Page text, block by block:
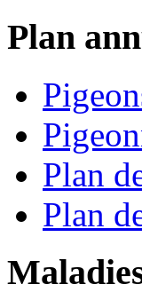
Plan
Plan
Plan